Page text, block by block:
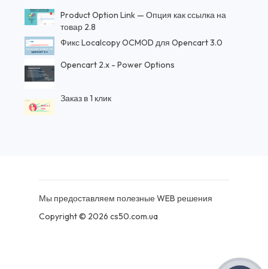
Product Option Link — Опция как ссылка на
товар 2.8
Фикс Localcopy OCMOD для Opencart 3.0
Opencart 2.x - Power Options
Заказ в 1 клик
Мы предоставляем полезные WEB решения
Copyright © 2026 cs50.com.ua